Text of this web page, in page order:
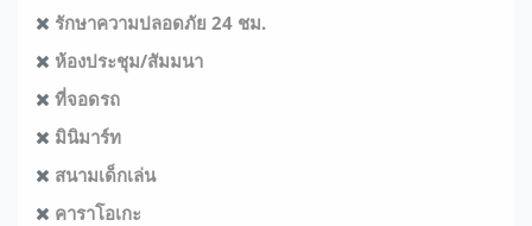
รักษาความปลอดภัย 24 ชม.
ห้องประชุม/สัมมนา
ที่จอดรถ
มินิมาร์ท
สนามเด็กเล่น
คาราโอเกะ